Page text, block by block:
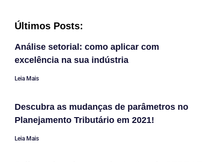
Últimos Posts:
Análise setorial: como aplicar com
excelência na sua indústria
Leia Mais
Descubra as mudanças de parâmetros no
Planejamento Tributário em 2021!
Leia Mais